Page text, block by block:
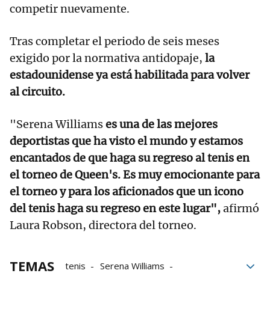
competir nuevamente.
Tras completar el periodo de seis meses
exigido por la normativa antidopaje, la
estadounidense ya está habilitada para volver
al circuito.
"Serena Williamses una de las mejores
deportistas que ha visto el mundo y estamos
encantados de que haga su regreso al tenis en
el torneo de Queen's. Es muy emocionante para
el torneo y para los aficionados que un icono
del tenis haga su regreso en este lugar",afirmó
Laura Robson, directora del torneo.
TEMAS tenis
Serena Williams